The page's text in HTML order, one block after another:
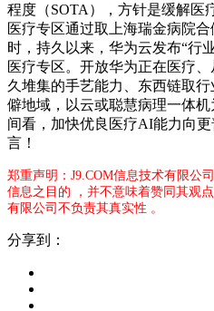
程度（SOTA），方针是缓解医
医疗专区通过取上海瑞金病院
时，持久以来，华为云发布“
医疗专区。开放华为正在医疗
久堆集的手艺能力、东西链取
僻地域，以云或聪慧病理一体
间看，加快优良医疗AI能力向
言！
郑重声明：J9.COM信息技术有限公
信息之目的 ，并不意味着赞同其观
有限公司不负责其真实性 。
分享到：